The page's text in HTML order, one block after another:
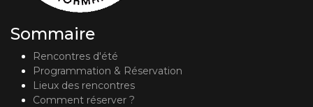
Sommaire
Rencontres d'été
Programmation & Réservation
Lieux des rencontres
Comment réserver ?